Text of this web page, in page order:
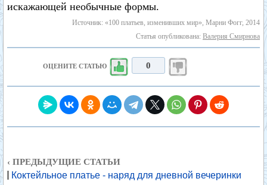
искажающей необычные формы.
Источник: «100 платьев, изменивших мир», Марни Фогг, 2014
Статья опубликована: Валерия Смирнова
ОЦЕНИТЕ СТАТЬЮ 0
‹ ПРЕДЫДУЩИЕ СТАТЬИ
Коктейльное платье - наряд для дневной вечеринки